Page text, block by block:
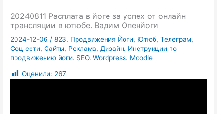
20240811 Расплата в йоге за успех от онлайн
трансляции в ютюбе. Вадим Опенйоги
2024-12-06 /823. Продвижения Йоги, Ютюб, Телеграм,
Соц сети, Сайты, Реклама, Дизайн. Инструкции по
продвижению йоги. SEO. Wordpress. Moodle
Оценили: 267